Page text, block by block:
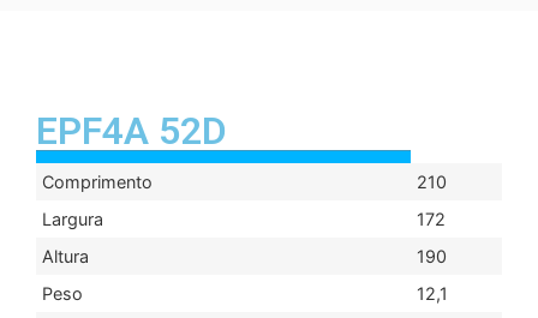
EPF4A 52D
Comprimento
210
Largura
172
Altura
190
Peso
12,1